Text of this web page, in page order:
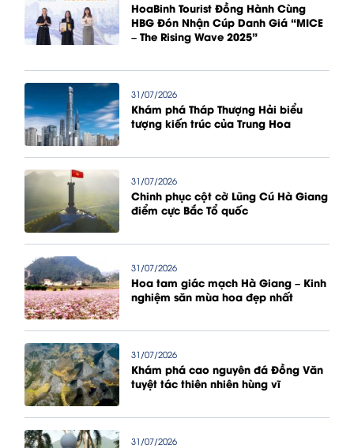
HoaBinh Tourist Đồng Hành Cùng
HBG Đón Nhận Cúp Danh Giá “MICE
– The Rising Wave 2025”
31/07/2026
Khám phá Tháp Thượng Hải biểu
tượng kiến trúc của Trung Hoa
31/07/2026
Chinh phục cột cờ Lũng Cú Hà Giang
điểm cực Bắc Tổ quốc
31/07/2026
Hoa tam giác mạch Hà Giang – Kinh
nghiệm săn mùa hoa đẹp nhất
31/07/2026
Khám phá cao nguyên đá Đồng Văn
tuyệt tác thiên nhiên hùng vĩ
31/07/2026